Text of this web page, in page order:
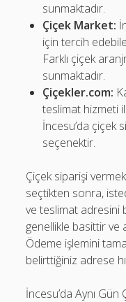
sunmaktadır.
Çiçek Market:
için tercih
Farklı çiçek
sunmaktadır.
Çiçekler.com:
teslimat hizmeti
İncesu’da çiçek
seçenektir.
Çiçek siparişi
seçtikten sonra,
ve teslimat adresini
genellikle basittir ve
Ödeme işlemini
belirttiğiniz adrese
İncesu’da Aynı Gün